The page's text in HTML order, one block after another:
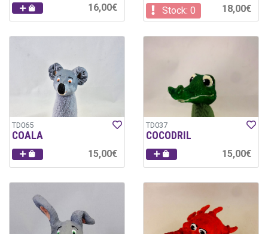
16,00€ Stock: 0 18,00€
TD065
COALA
15,00€
TD037
COCODRIL
15,00€